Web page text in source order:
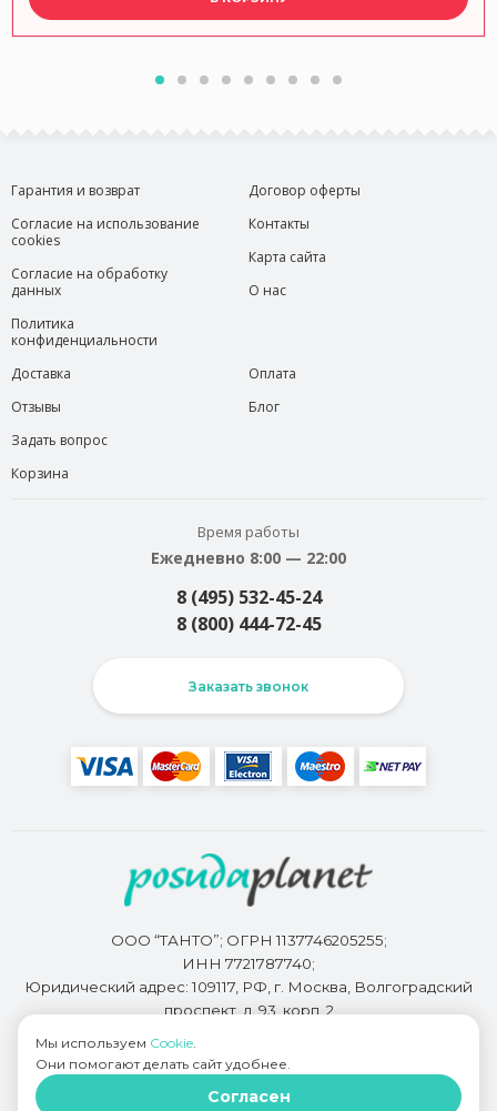
Гарантия и возврат
Согласие на использование
cookies
Согласие на обработку
данных
Политика
конфиденциальности
Договор оферты
Контакты
Карта сайта
О нас
Доставка
Отзывы
Задать вопрос
Корзина
Оплата
Блог
Время работы
Ежедневно 8:00 — 22:00
8 (495) 532-45-24
8 (800) 444-72-45
Заказать звонок
ООО “ТАНТО”; ОГРН 1137746205255;
ИНН 7721787740;
Юридический адрес: 109117, РФ, г. Москва, Волгоградский
проспект, д. 93, корп. 2
Разработкой сайта занимается
Мы используем Cookie.
Они помогают делать сайт удобнее.
Согласен